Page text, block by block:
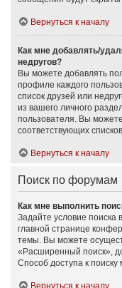
Вернуться к началу
Как мне добавлять/
недругов?
Вы можете добавлять
профиле каждого
список друзей или
из вашего личного
пользователя. Вы
соответствующих
Вернуться к началу
Поиск по форумам
Как мне выполнить
Задайте условие
главной странице
темы. Вы можете
«Расширенный поиск»,
Способ доступа к поиску
Вернуться к началу